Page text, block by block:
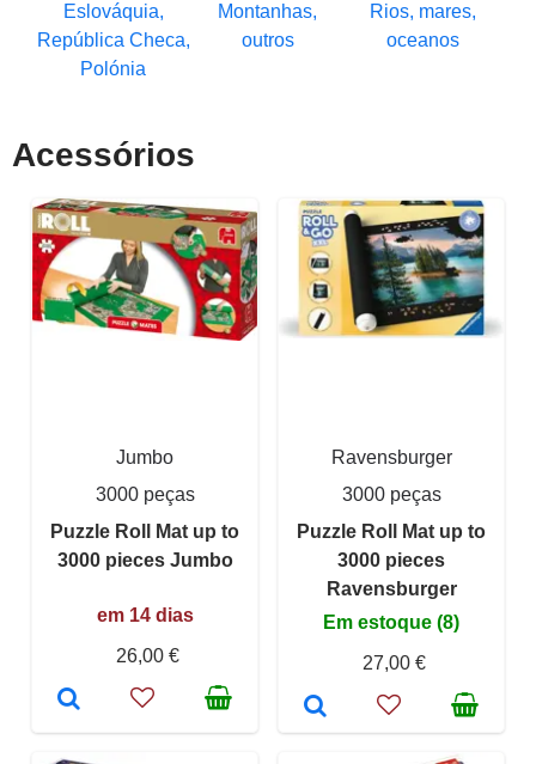
Eslováquia,
República Checa,
Polónia
Montanhas,
outros
Rios, mares,
oceanos
Acessórios
Jumbo
3000 peças
Puzzle Roll Mat up to
3000 pieces Jumbo
em 14 dias
26,00 €
Ravensburger
3000 peças
Puzzle Roll Mat up to
3000 pieces
Ravensburger
Em estoque (8)
27,00 €